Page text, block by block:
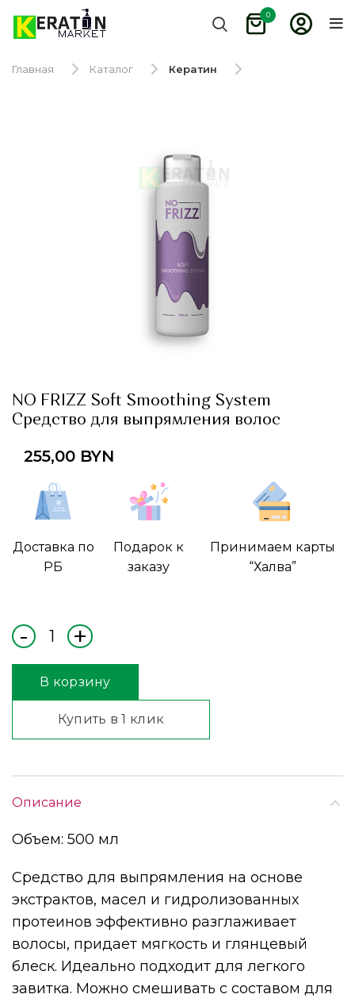
0
Главная Каталог Кератин
NO FRIZZ Soft Smoothing System
Средство для выпрямления волос
255,00 BYN
Доставка по
РБ
Подарок к
заказу
Принимаем карты
“Халва”
В корзину
Купить в 1 клик
Описание
Объем: 500 мл
Средство для выпрямления на основе
экстрактов, масел и гидролизованных
протеинов эффективно разглаживает
волосы, придает мягкость и глянцевый
блеск. Идеально подходит для легкого
завитка. Можно смешивать с составом для